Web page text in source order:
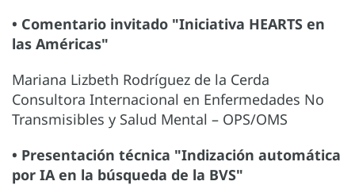
• Comentario invitado "Iniciativa HEARTS en
las Américas"
Mariana Lizbeth Rodríguez de la Cerda
Consultora Internacional en Enfermedades No
Transmisibles y Salud Mental – OPS/OMS
• Presentación técnica "Indización automática
por IA en la búsqueda de la BVS"